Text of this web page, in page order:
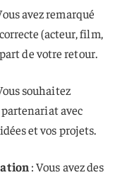
avez remarqué
(acteur, film,
de votre retour.
souhaitez
avec
et vos projets.
: Vous avez des